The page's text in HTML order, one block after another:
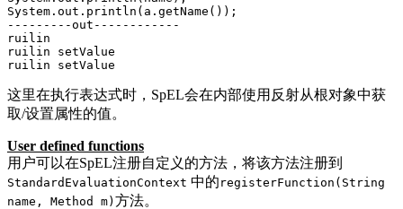
System.out.println(a.getName());
---------out------------
ruilin
ruilin setValue
ruilin setValue
这里在执行表达式时，SpEL会在内部使用反射从根对象中获
取/设置属性的值。
User defined functions
用户可以在SpEL注册自定义的方法，将该方法注册到
StandardEvaluationContext 中的 registerFunction(String
name, Method m) 方法。